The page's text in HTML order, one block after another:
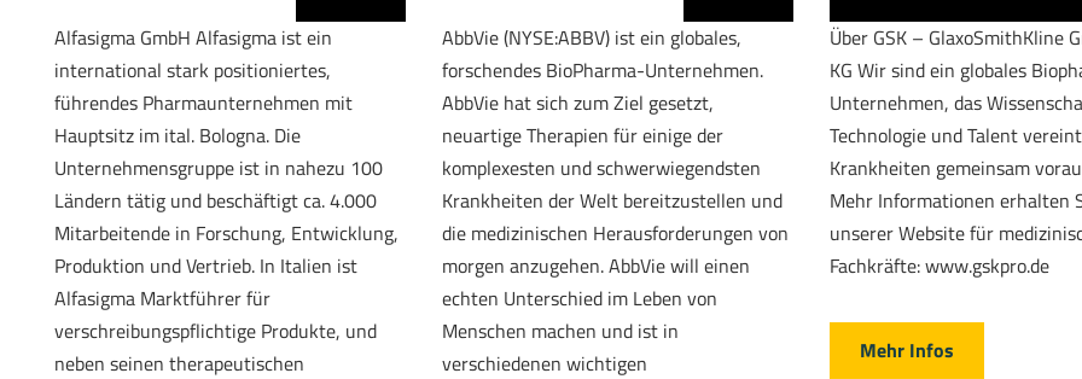
Alfasigma GmbH Alfasigma ist ein
international stark positioniertes,
führendes Pharmaunternehmen mit
Hauptsitz im ital. Bologna. Die
Unternehmensgruppe ist in nahezu 100
Ländern tätig und beschäftigt ca. 4.000
Mitarbeitende in Forschung, Entwicklung,
Produktion und Vertrieb. In Italien ist
Alfasigma Marktführer für
verschreibungspflichtige Produkte, und
neben seinen therapeutischen
AbbVie (NYSE:ABBV) ist ein globales,
forschendes BioPharma-Unternehmen.
AbbVie hat sich zum Ziel gesetzt,
neuartige Therapien für einige der
komplexesten und schwerwiegendsten
Krankheiten der Welt bereitzustellen und
die medizinischen Herausforderungen von
morgen anzugehen. AbbVie will einen
echten Unterschied im Leben von
Menschen machen und ist in
verschiedenen wichtigen
Über GSK – GlaxoSmithKline
KG Wir sind ein globales
Unternehmen, das
Technologie und Talent
Krankheiten gemeinsam
Mehr Informationen erhalten
unserer Website für
Fachkräfte: www.gskpro.de
Mehr Infos